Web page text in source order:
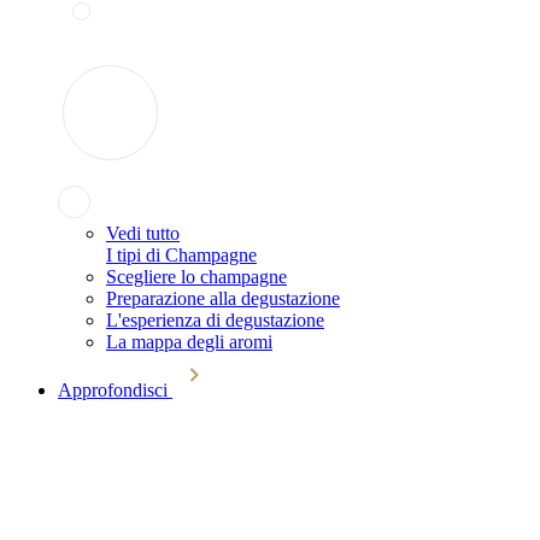
Vedi tutto
I tipi di Champagne
Scegliere lo champagne
Preparazione alla degustazione
L'esperienza di degustazione
La mappa degli aromi
Approfondisci